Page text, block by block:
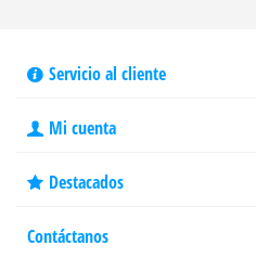
Servicio al cliente
Mi cuenta
Destacados
Contáctanos